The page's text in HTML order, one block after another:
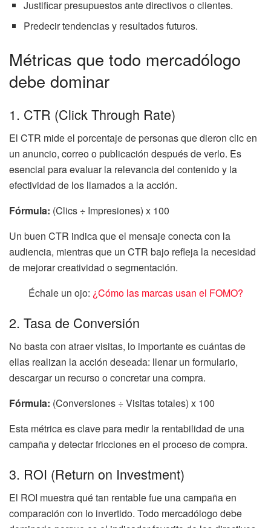
Justificar presupuestos ante directivos o clientes.
Predecir tendencias y resultados futuros.
Métricas que todo mercadólogo
debe dominar
1. CTR (Click Through Rate)
El CTR mide el porcentaje de personas que dieron clic en
un anuncio, correo o publicación después de verlo. Es
esencial para evaluar la relevancia del contenido y la
efectividad de los llamados a la acción.
Fórmula: (Clics ÷ Impresiones) x 100
Un buen CTR indica que el mensaje conecta con la
audiencia, mientras que un CTR bajo refleja la necesidad
de mejorar creatividad o segmentación.
Échale un ojo: ¿Cómo las marcas usan el FOMO?
2. Tasa de Conversión
No basta con atraer visitas, lo importante es cuántas de
ellas realizan la acción deseada: llenar un formulario,
descargar un recurso o concretar una compra.
Fórmula: (Conversiones ÷ Visitas totales) x 100
Esta métrica es clave para medir la rentabilidad de una
campaña y detectar fricciones en el proceso de compra.
3. ROI (Return on Investment)
El ROI muestra qué tan rentable fue una campaña en
comparación con lo invertido. Todo mercadólogo debe